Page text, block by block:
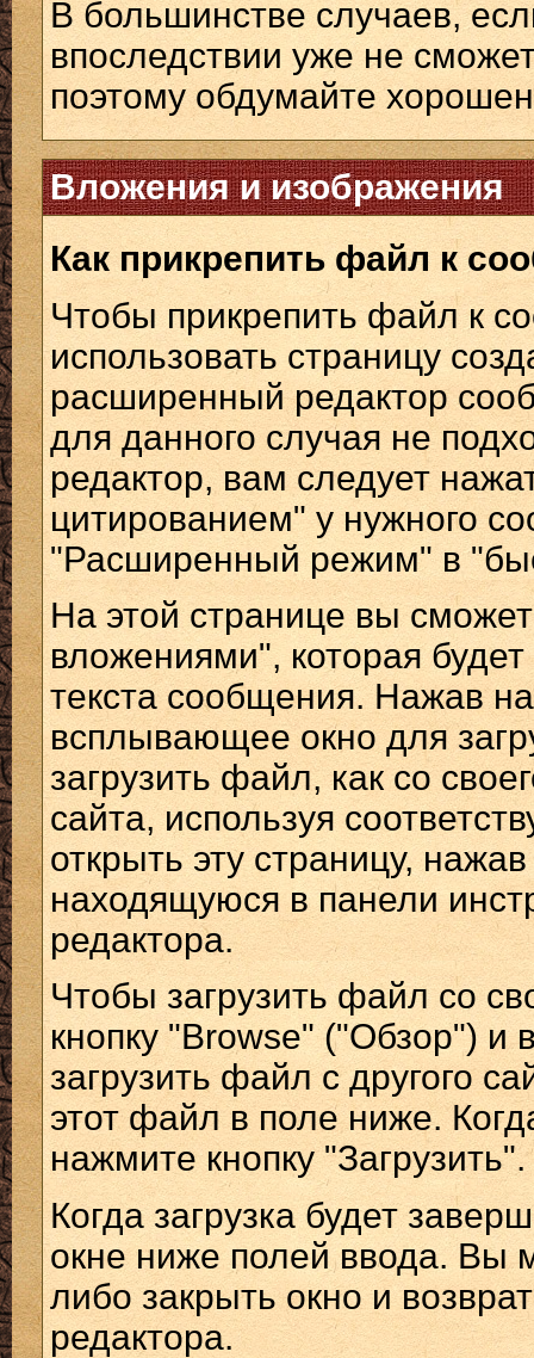
В большинстве случаев,
впоследствии уже не
поэтому обдумайте
Вложения и изображения
Как прикрепить файл к
Чтобы прикрепить файл к
использовать страницу
расширенный редактор
для данного случая не
редактор, вам следует
цитированием" у нужного
"Расширенный режим" в
На этой странице вы
вложениями", которая
текста сообщения. Нажав на
всплывающее окно для
загрузить файл, как со
сайта, используя
открыть эту страницу,
находящуюся в панели
редактора.
Чтобы загрузить файл со
кнопку "Browse" ("Обзор")
загрузить файл с другого
этот файл в поле ниже.
нажмите кнопку "Загрузить".
Когда загрузка будет
окне ниже полей ввода. Вы
либо закрыть окно и
редактора.